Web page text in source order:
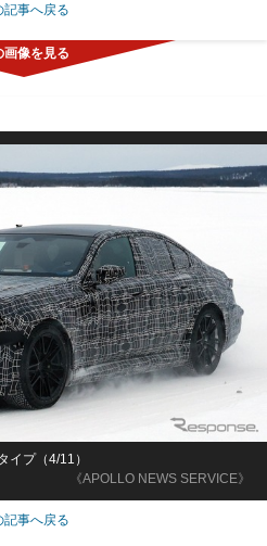
記事へ戻る
《APOLLO NEWS SERVICE》
イプ（4/11）
記事へ戻る